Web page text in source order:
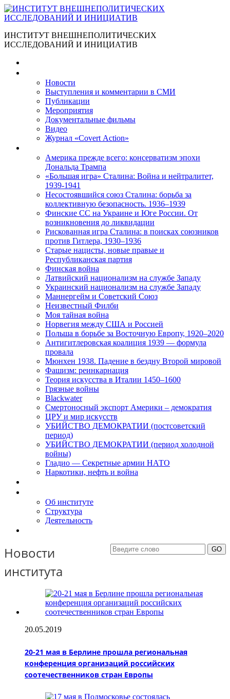
ИНСТИТУТ ВНЕШНЕПОЛИТИЧЕСКИХ
ИССЛЕДОВАНИЙ И ИНИЦИАТИВ
Новости
Выступления и коммента­рии в СМИ
Публикации
Мероприятия
Документальные фильмы
Видео
Журнал «Covert Action»
Америка прежде всего: консерватизм эпохи
Дональда Трампа
«Большая игра» Сталина: Война и нейтралитет,
1939-1941
Несостоявшийся союз Сталина: борьба за
коллективную безопасность. 1936–1939
Финские СС на Украине и Юге России. От
возникновения до ликвидации
Рискованная игра Сталина: в поисках союзников
против Гитлера, 1930–1936
Старые нацисты, новые правые и
Республиканская партия
Финская война
Латвийский национализм на службе Западу
Украинский национализм на службе Западу
Маннергейм и Советский Союз
Неизвестный Филби
Моя тайная война
Норвегия между США и Россией
Польша в борьбе за Восточную Европу, 1920–2020
Антигитлеровская коалиция 1939 — формула
провала
Мюнхен 1938. Падение в бездну Второй мировой
Фашизм: реинкарнация
Теория искусства в Италии 1450–1600
Грязные войны
Blackwater
Смертоносный экспорт Америки – демократия
ЦРУ и мир искусств
УБИЙСТВО ДЕМОКРАТИИ (постсоветский
период)
УБИЙСТВО ДЕМОКРАТИИ (период холодной
войны)
Гладио — Секретные армии НАТО
Наркотики, нефть и война
Об институте
Структура
Деятельность
Новости
института
20.05.2019
20-21 мая в Берлине прошла региональная
конференция организаций российских
соотечественников стран Европы